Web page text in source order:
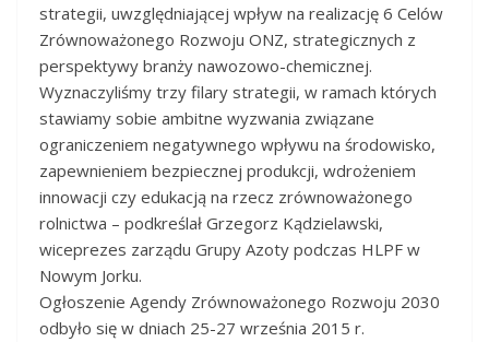
strategii, uwzględniającej wpływ na realizację 6 Celów
Zrównoważonego Rozwoju ONZ, strategicznych z
perspektywy branży nawozowo-chemicznej.
Wyznaczyliśmy trzy filary strategii, w ramach których
stawiamy sobie ambitne wyzwania związane
ograniczeniem negatywnego wpływu na środowisko,
zapewnieniem bezpiecznej produkcji, wdrożeniem
innowacji czy edukacją na rzecz zrównoważonego
rolnictwa – podkreślał Grzegorz Kądzielawski,
wiceprezes zarządu Grupy Azoty podczas HLPF w
Nowym Jorku.
Ogłoszenie Agendy Zrównoważonego Rozwoju 2030
odbyło się w dniach 25-27 września 2015 r.